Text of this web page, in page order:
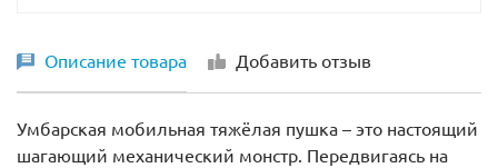
Описание товара Добавить отзыв
Умбарская мобильная тяжёлая пушка – это настоящий
шагающий механический монстр. Передвигаясь на